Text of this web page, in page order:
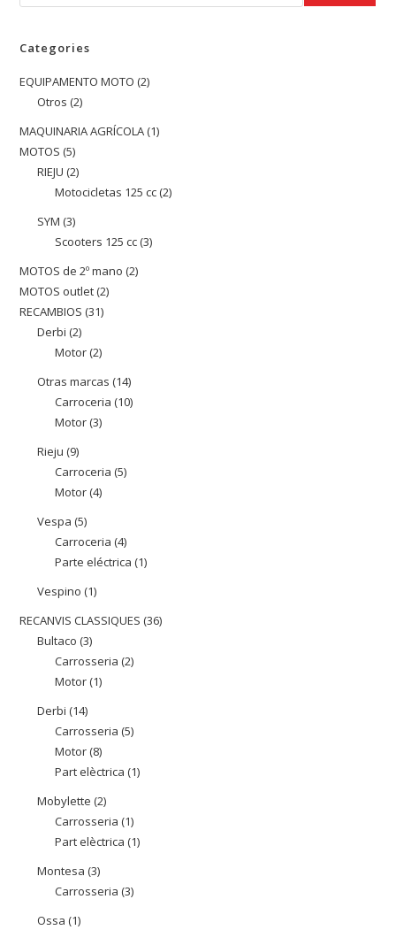
Categories
EQUIPAMENTO MOTO 22
Otros 22
productes
MAQUINARIA AGRÍCOLA 11
MOTOS 55
productes
RIEJU 22
productes
Motocicletas 125 cc 22
SYM 33
productes
Scooters 125 cc 33
MOTOS de 2º mano 22
MOTOS outlet 22
RECAMBIOS 3131
Derbi 22
productes
Motor 22
productes
Otras marcas 1414
productes
Carroceria 1010
Motor 33
Rieju 99
productes
Carroceria 55
Motor 44
Vespa 55
productes
Carroceria 44
productes
Parte eléctrica 11
Vespino 11
producte
RECANVIS CLASSIQUES 3636
Bultaco 33
productes
Carrosseria 22
Motor 11
Derbi 1414
productes
Carrosseria 55
Motor 88
productes
Part elèctrica 11
Mobylette 22
productes
Carrosseria 11
producte
Part elèctrica 11
Montesa 33
productes
Carrosseria 33
Ossa 11